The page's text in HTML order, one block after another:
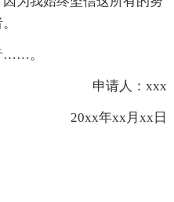
……。
申请人：xxx
20xx年xx月xx日